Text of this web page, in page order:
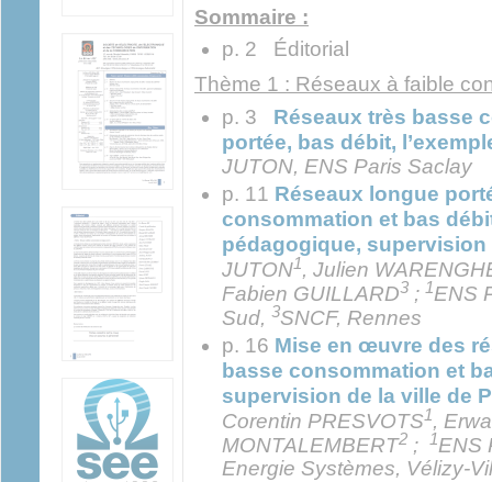
Sommaire :
p. 2 Éditorial
Thème 1 : Réseaux à faible
p. 3 Réseaux très basse
portée, bas débit,
JUTON, ENS Paris Saclay
p. 11 Réseaux longue
consommation et bas
pédagogique, supervision
JUTON1, Julien
Fabien GUILLARD3 ; 1ENS
Sud, 3SNCF, Rennes
p. 16 Mise en œuvre des
basse consommation et
supervision de la ville de
Corentin PRESVOTS1,
MONTALEMBERT2 ; 1ENS
Energie Systèmes, Vélizy-